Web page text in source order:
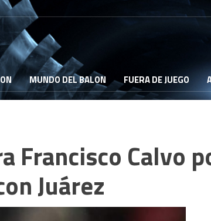
MUNDO DEL BALON FUERA DE JUEGO
Francisco Calvo
Juárez